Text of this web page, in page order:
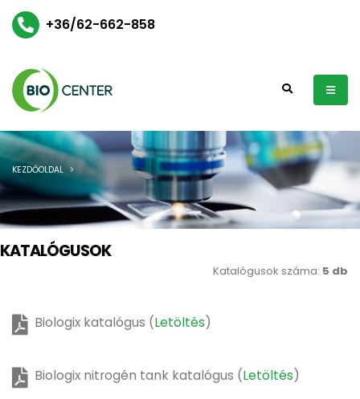
+36/62-662-858
KEZDŐOLDAL
KATALÓGUSOK
Katalógusok száma: 5 db
Biologix katalógus (Letöltés)
Biologix nitrogén tank katalógus (Letöltés)